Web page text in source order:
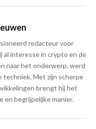
redacteur voor
al interesse in crypto en de
naar het onderwerp, werd
techniek. Met zijn scherpe
brengt hij het
begrijpelijke manier.